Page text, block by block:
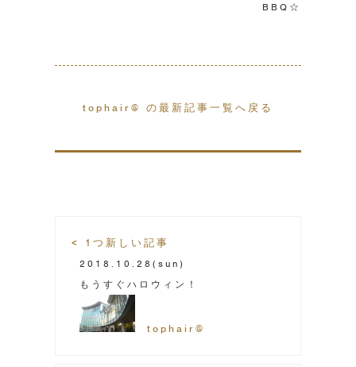
BBQ☆
tophair@ の最新記事一覧へ戻る
< 1つ新しい記事
2018.10.28 (sun)
もうすぐハロウィン！
tophair@